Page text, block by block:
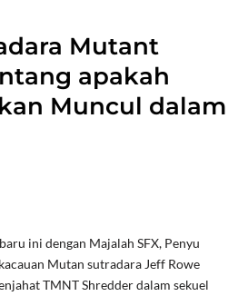
Mutant
apakah
Muncul dalam
ini dengan Majalah SFX, Penyu
Mutan sutradara Jeff Rowe
TMNT Shredder dalam sekuel